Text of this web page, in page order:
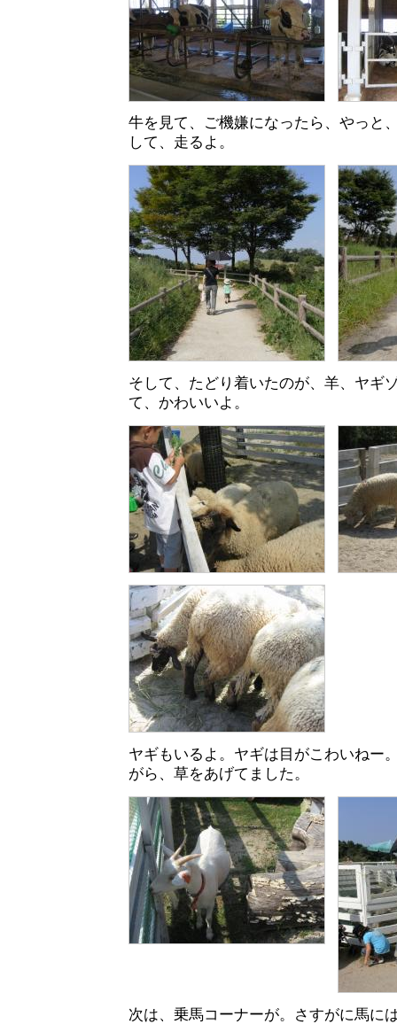
牛を見て、ご機嫌になったら、やっと
して、走るよ。
そして、たどり着いたのが、羊、ヤギ
て、かわいいよ。
ヤギもいるよ。ヤギは目がこわいねー
がら、草をあげてました。
次は、乗馬コーナーが。さすがに馬に